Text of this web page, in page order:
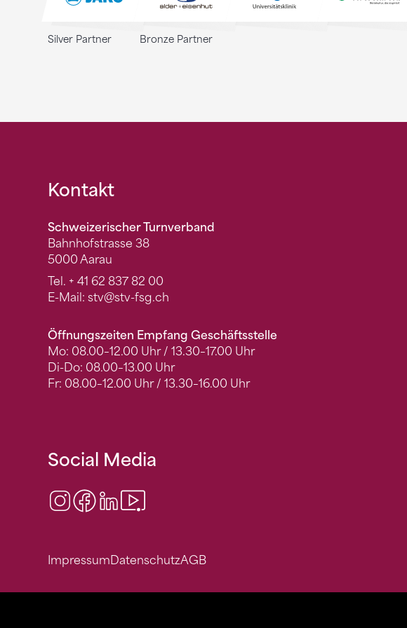
Silver Partner Bronze Partner
Fusszeile
Kontakt
Schweizerischer Turnverband
Bahnhofstrasse 38
5000 Aarau
Tel. + 41 62 837 82 00
E-Mail: stv@stv-fsg.ch
Öffnungszeiten Empfang Geschäftsstelle
Mo: 08.00–12.00 Uhr / 13.30–17.00 Uhr
Di-Do: 08.00–13.00 Uhr
Fr: 08.00–12.00 Uhr / 13.30–16.00 Uhr
Social Media
Instagram
Facebook
LinkedIn
ImpressumDatenschutzAGB